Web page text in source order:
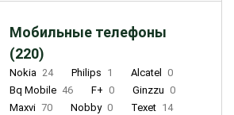
Мобильные телефоны
(220)
Nokia 24 Philips 1 Alcatel
0
Bq Mobile 46 F+ 0 Ginzzu 0
Maxvi 70 Nobby 0 Texet 14